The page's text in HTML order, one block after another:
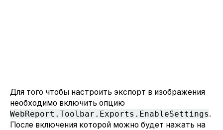
Для того чтобы настроить экспорт в изображения
необходимо включить опцию
WebReport.Toolbar.Exports.EnableSettings.
После включения которой можно будет нажать на